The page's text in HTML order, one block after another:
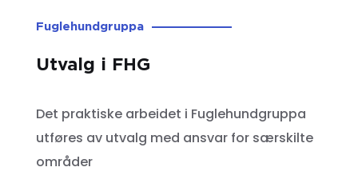
Fuglehundgruppa
Utvalg i FHG
Det praktiske arbeidet i Fuglehundgruppa
utføres av utvalg med ansvar for særskilte
områder